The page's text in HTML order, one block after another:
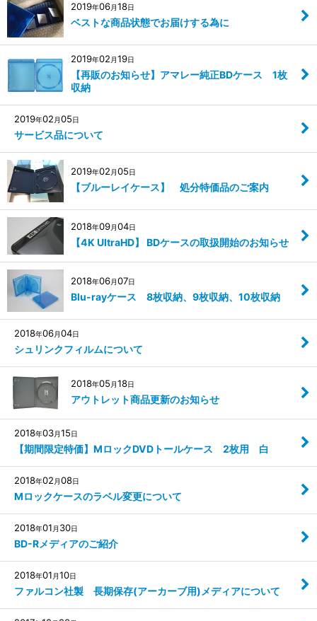
2019年06月18日
ベストな商品状態でお届けする為に
2019年02 月19日
【再販のお知らせ】アマレー純正BDケース 1枚
収納
2019年02 月05日
サービス品について
2019年02 月05日
【ブルーレイケース】 処分特価品のご案内
2018年09月04日
【4K UltraHD】 BDケースの取扱開始のお知らせ
2018年06月07日
Blu-rayケース 8枚収納、9枚収納、10枚収納
2018年06月04日
シュリンクフィルムについて
2018年05 月18日
アウトレット商品更新のお知らせ
2018年03月15日
【期間限定特価】MロックDVDトールケース 2枚用 白
2018年02 月08日
Mロックケースのラベル変更について
2018年01 月 30日
BD-Rメディアのご紹介
2018年01 月10日
ファルコン社製 長期保存(アーカーブ用)メディアについて